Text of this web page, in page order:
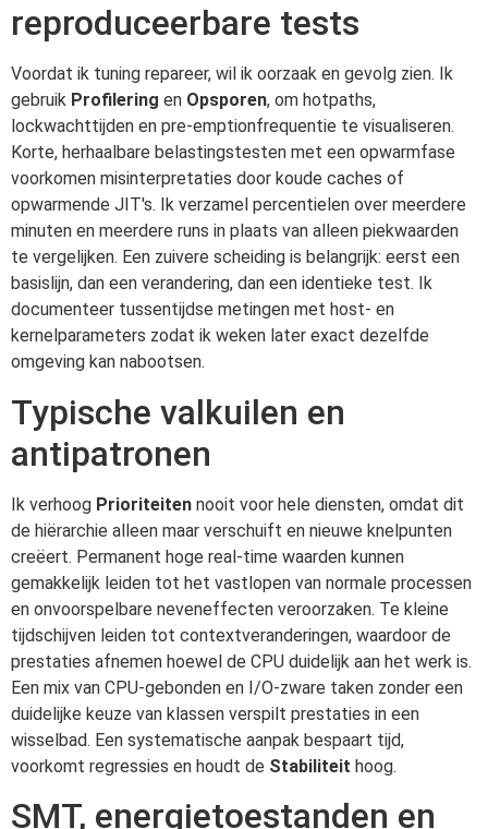
reproduceerbare tests
Voordat ik tuning repareer, wil ik oorzaak en gevolg zien. Ik
gebruik Profilering en Opsporen, om hotpaths,
lockwachttijden en pre-emptionfrequentie te visualiseren.
Korte, herhaalbare belastingstesten met een opwarmfase
voorkomen misinterpretaties door koude caches of
opwarmende JIT's. Ik verzamel percentielen over meerdere
minuten en meerdere runs in plaats van alleen piekwaarden
te vergelijken. Een zuivere scheiding is belangrijk: eerst een
basislijn, dan een verandering, dan een identieke test. Ik
documenteer tussentijdse metingen met host- en
kernelparameters zodat ik weken later exact dezelfde
omgeving kan nabootsen.
Typische valkuilen en
antipatronen
Ik verhoog Prioriteiten nooit voor hele diensten, omdat dit
de hiërarchie alleen maar verschuift en nieuwe knelpunten
creëert. Permanent hoge real-time waarden kunnen
gemakkelijk leiden tot het vastlopen van normale processen
en onvoorspelbare neveneffecten veroorzaken. Te kleine
tijdschijven leiden tot contextveranderingen, waardoor de
prestaties afnemen hoewel de CPU duidelijk aan het werk is.
Een mix van CPU-gebonden en I/O-zware taken zonder een
duidelijke keuze van klassen verspilt prestaties in een
wisselbad. Een systematische aanpak bespaart tijd,
voorkomt regressies en houdt de Stabiliteit hoog.
SMT, energietoestanden en